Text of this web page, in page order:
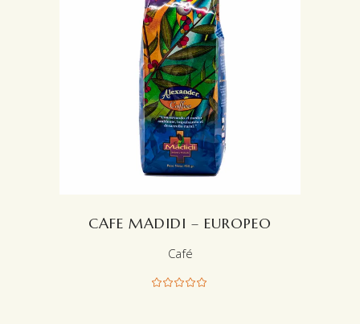
LEER MÁS
CAFE MADIDI – EUROPEO
Café